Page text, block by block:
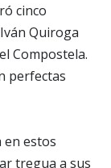
cinco
Quiroga
Compostela.
perfectas
en estos
tregua a sus